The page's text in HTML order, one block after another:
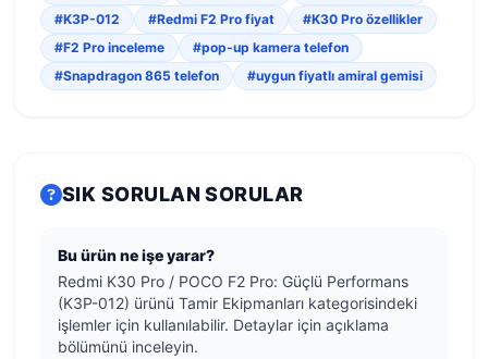
#K3P-012
#Redmi F2 Pro fiyat
#K30 Pro özellikler
#F2 Pro inceleme
#pop-up kamera telefon
#Snapdragon 865 telefon
#uygun fiyatlı amiral gemisi
SIK SORULAN SORULAR
Bu ürün ne işe yarar?
Redmi K30 Pro / POCO F2 Pro: Güçlü Performans
(K3P-012) ürünü Tamir Ekipmanları kategorisindeki
işlemler için kullanılabilir. Detaylar için açıklama
bölümünü inceleyin.